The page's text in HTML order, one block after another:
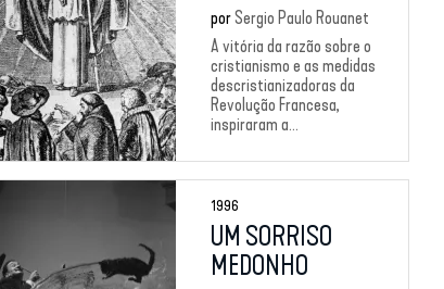
porSergio Paulo Rouanet
A vitória da razão sobre o
cristianismo e as medidas
descristianizadoras da
Revolução Francesa,
inspiraram a...
1996
UM SORRISO
MEDONHO